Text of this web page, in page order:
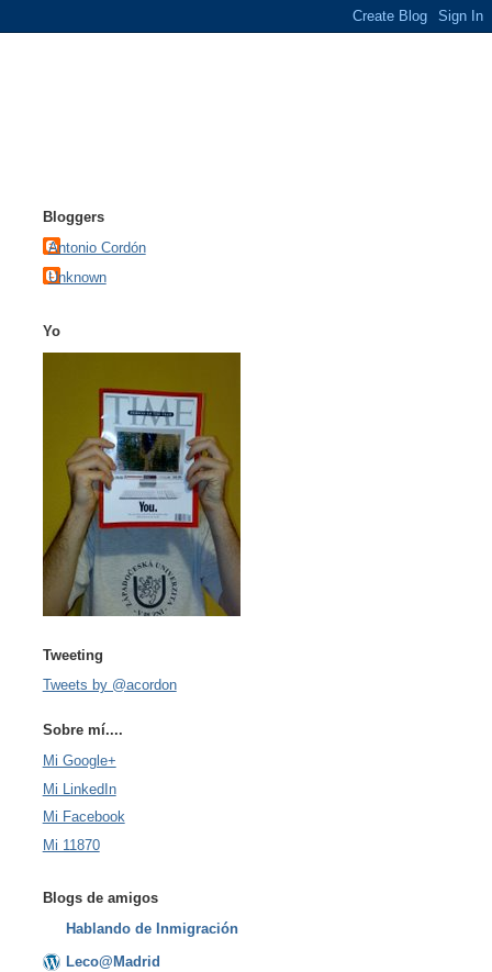
Bloggers
Antonio Cordón
Unknown
Yo
Tweeting
Tweets by @acordon
Sobre mí....
Mi Google+
Mi LinkedIn
Mi Facebook
Mi 11870
Blogs de amigos
Hablando de Inmigración
Leco@Madrid